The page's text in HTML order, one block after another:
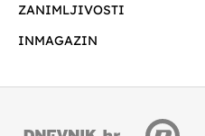
ZANIMLJIVOSTI
INMAGAZIN